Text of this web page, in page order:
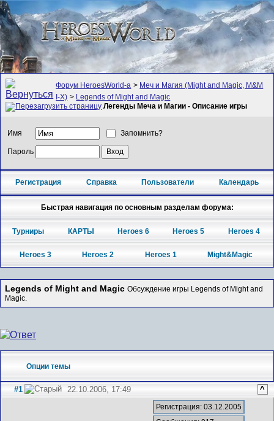
Форум HeroesWorld-а > Меч и Магия (Might and Magic, M&M
I-X) > Legends of Might and Magic
Легенды Меча и Магии - Описание игры
Имя Запомнить?
Пароль
Регистрация Справка Пользователи Календарь
Быстрая навигация по основным разделам форума:
Турниры КАРТЫ Heroes 6 Heroes 5 Heroes 4
Heroes 3 Heroes 2 Heroes 1 Might&Magic
Legends of Might and Magic Обсуждение игры Legends of Might and
Magic.
Опции темы
#1 22.10.2006, 17:49 ^
Регистрация: 03.12.2005